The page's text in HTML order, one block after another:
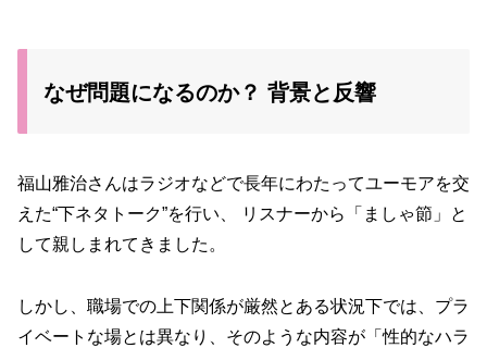
なぜ問題になるのか？ 背景と反響
福山雅治さんはラジオなどで長年にわたってユーモアを交
えた“下ネタトーク”を行い、 リスナーから「ましゃ節」と
して親しまれてきました。
しかし、職場での上下関係が厳然とある状況下では、プラ
イベートな場とは異なり、そのような内容が「性的なハラ